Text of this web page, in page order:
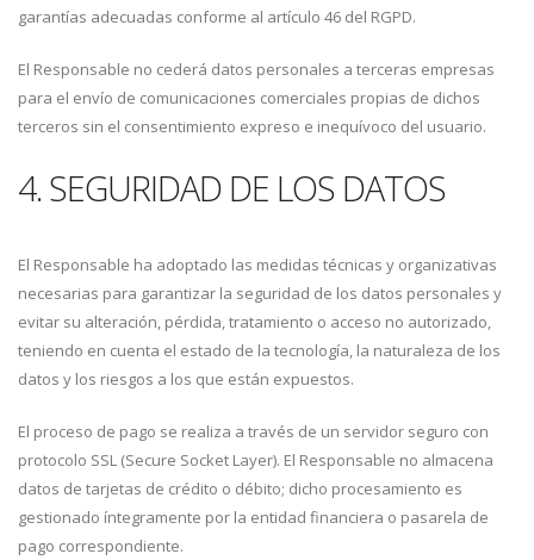
garantías adecuadas conforme al artículo 46 del RGPD.
El Responsable no cederá datos personales a terceras empresas
para el envío de comunicaciones comerciales propias de dichos
terceros sin el consentimiento expreso e inequívoco del usuario.
4. SEGURIDAD DE LOS DATOS
El Responsable ha adoptado las medidas técnicas y organizativas
necesarias para garantizar la seguridad de los datos personales y
evitar su alteración, pérdida, tratamiento o acceso no autorizado,
teniendo en cuenta el estado de la tecnología, la naturaleza de los
datos y los riesgos a los que están expuestos.
El proceso de pago se realiza a través de un servidor seguro con
protocolo SSL (Secure Socket Layer). El Responsable no almacena
datos de tarjetas de crédito o débito; dicho procesamiento es
gestionado íntegramente por la entidad financiera o pasarela de
pago correspondiente.